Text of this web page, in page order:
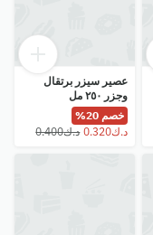
عصير سيزر برتقال
وجزر ٢٥٠ مل
خصم 20%
⁦د.ك0.400⁩